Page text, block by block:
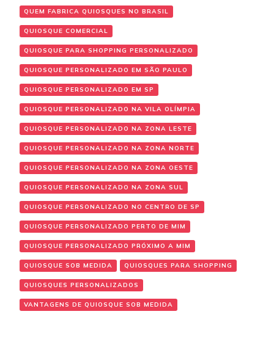
QUEM FABRICA QUIOSQUES NO BRASIL
QUIOSQUE COMERCIAL
QUIOSQUE PARA SHOPPING PERSONALIZADO
QUIOSQUE PERSONALIZADO EM SÃO PAULO
QUIOSQUE PERSONALIZADO EM SP
QUIOSQUE PERSONALIZADO NA VILA OLÍMPIA
QUIOSQUE PERSONALIZADO NA ZONA LESTE
QUIOSQUE PERSONALIZADO NA ZONA NORTE
QUIOSQUE PERSONALIZADO NA ZONA OESTE
QUIOSQUE PERSONALIZADO NA ZONA SUL
QUIOSQUE PERSONALIZADO NO CENTRO DE SP
QUIOSQUE PERSONALIZADO PERTO DE MIM
QUIOSQUE PERSONALIZADO PRÓXIMO A MIM
QUIOSQUE SOB MEDIDA QUIOSQUES PARA SHOPPING
QUIOSQUES PERSONALIZADOS
VANTAGENS DE QUIOSQUE SOB MEDIDA